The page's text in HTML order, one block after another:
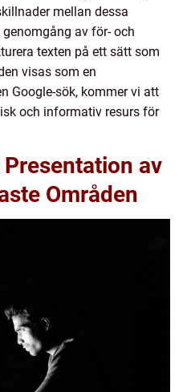
mellan dessa
av för- och
texten på ett sätt som
visas som en
Google-sök, kommer vi att
och informativ resurs för
av
Områden